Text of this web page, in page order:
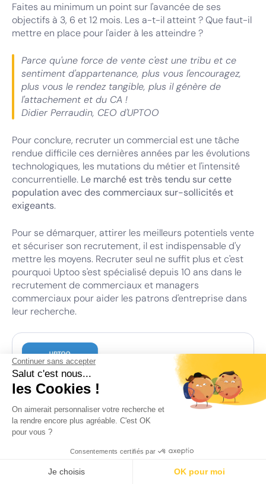
Continuer sans accepter
Salut c'est nous...
les Cookies !
On aimerait personnaliser votre recherche et
la rendre encore plus agréable. C'est OK
pour vous ?
Consentements certifiés par
Je choisis OK pour moi
Faites au minimum un point sur l'avancée de ses
objectifs à 3, 6 et 12 mois. Les a-t-il atteint ? Que faut-il
mettre en place pour l'aider à les atteindre ?
Parce qu'une force de vente c'est une tribu et ce
sentiment d'appartenance, plus vous l'encouragez,
plus vous le rendez tangible, plus il génère de
l'attachement et du CA !
Didier Perraudin, CEO d'UPTOO
Pour conclure, recruter un commercial est une tâche
rendue difficile ces dernières années par les évolutions
technologiques, les mutations du métier et l'intensité
concurrentielle. Le marché est très tendu sur cette
population avec des commerciaux sur-sollicités et
exigeants.
Pour se démarquer, attirer les meilleurs potentiels vente
et sécuriser son recrutement, il est indispensable d'y
mettre les moyens. Recruter seul ne suffit plus et c'est
pourquoi Uptoo s'est spécialisé depuis 10 ans dans le
recrutement de commerciaux et managers
commerciaux pour aider les patrons d'entreprise dans
leur recherche.
Comment bien intégrer vos
commerciaux ?
Télécharger le PDF